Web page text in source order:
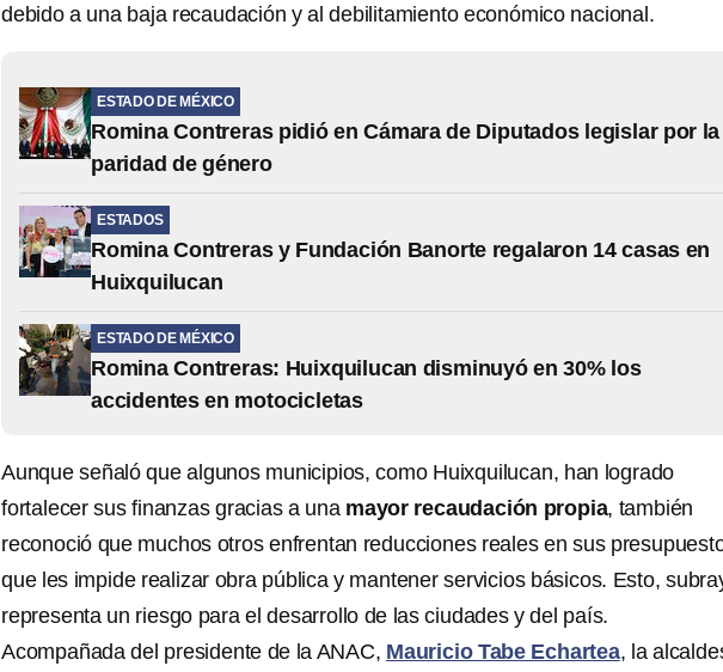
debido a una baja recaudación y al debilitamiento económico nacional.
ESTADO DE MÉXICO
Romina Contreras pidió en Cámara de Diputados legislar por la
paridad de género
ESTADOS
Romina Contreras y Fundación Banorte regalaron 14 casas en
Huixquilucan
ESTADO DE MÉXICO
Romina Contreras: Huixquilucan disminuyó en 30% los
accidentes en motocicletas
Aunque señaló que algunos municipios, como Huixquilucan, han logrado
fortalecer sus finanzas gracias a una mayor recaudación propia, también
reconoció que muchos otros enfrentan reducciones reales en sus
que les impide realizar obra pública y mantener servicios básicos. Esto,
representa un riesgo para el desarrollo de las ciudades y del país.
Acompañada del presidente de la ANAC, Mauricio Tabe Echartea, la